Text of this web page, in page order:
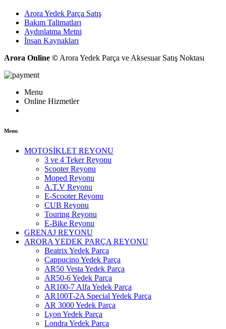
Arora Yedek Parça Satış
Bakım Talimatları
Aydınlatma Metni
İnsan Kaynakları
Arora Online © Arora Yedek Parça ve Aksesuar Satış Noktası
Menu
Online Hizmetler
Menu
MOTOSİKLET REYONU
3 ve 4 Teker Reyonu
Scooter Reyonu
Moped Reyonu
A.T.V Reyonu
E-Scooter Reyonu
CUB Reyonu
Touring Reyonu
E-Bike Reyonu
GRENAJ REYONU
ARORA YEDEK PARÇA REYONU
Beatrix Yedek Parça
Cappucino Yedek Parça
AR50 Vesta Yedek Parça
AR50-6 Yedek Parça
AR100-7 Alfa Yedek Parça
AR100T-2A Special Yedek Parça
AR 3000 Yedek Parça
Lyon Yedek Parça
Londra Yedek Parça